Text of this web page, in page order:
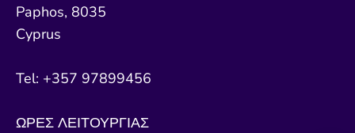
Paphos, 8035
Cyprus
Tel: +357 97899456
ΩΡΕΣ ΛΕΙΤΟΥΡΓΙΑΣ